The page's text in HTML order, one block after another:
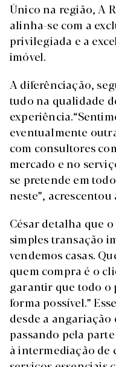
Único na região, A
alinha-se com a
privilegiada e a
imóvel.
A diferênciação,
tudo na qualidade
eventualmente
com consultores
mercado e no
se pretende em
neste”,
César detalha que
simples transação
vendemos casas.
quem compra é o
garantir que todo o
forma possível.”
desde a
passando pela
à intermediação de